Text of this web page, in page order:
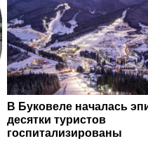
В Буковеле началась
десятки туристов
госпитализированы